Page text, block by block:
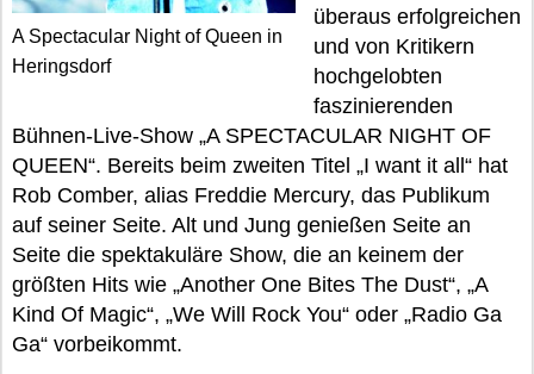
A Spectacular Night of Queen in
Heringsdorf
überaus erfolgreichen
und von Kritikern
hochgelobten
faszinierenden
Bühnen-Live-Show „A SPECTACULAR NIGHT OF
QUEEN“. Bereits beim zweiten Titel „I want it all“ hat
Rob Comber, alias Freddie Mercury, das Publikum
auf seiner Seite. Alt und Jung genießen Seite an
Seite die spektakuläre Show, die an keinem der
größten Hits wie „Another One Bites The Dust“, „A
Kind Of Magic“, „We Will Rock You“ oder „Radio Ga
Ga“ vorbeikommt.